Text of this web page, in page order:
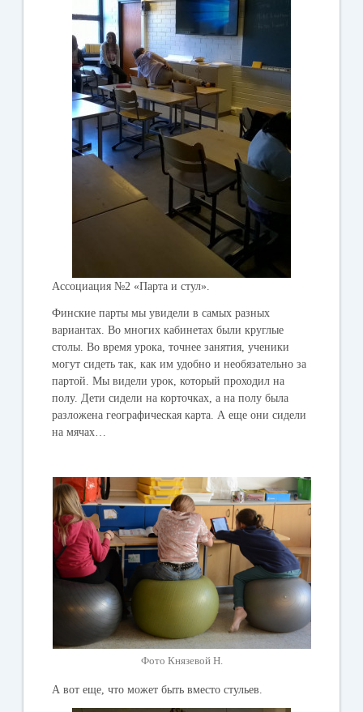
Ассоциация №2 «Парта и стул».
Финские парты мы увидели в самых разных
вариантах. Во многих кабинетах были круглые
столы. Во время урока, точнее занятия, ученики
могут сидеть так, как им удобно и необязательно за
партой. Мы видели урок, который проходил на
полу. Дети сидели на корточках, а на полу была
разложена географическая карта. А еще они сидели
на мячах…
Фото Князевой Н.
А вот еще, что может быть вместо стульев.